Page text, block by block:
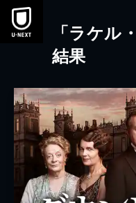
本文へスキップ
「ラケル
結果